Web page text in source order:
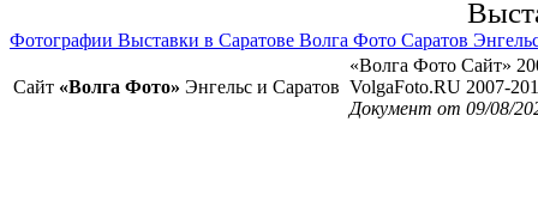
Фотографии Выставки в Саратове Волга Фото Саратов
Сайт «Волга Фото» Энгельс и Саратов
«Волга Фото Сайт»
VolgaFoto.RU 2007-
Документ от 09/08/